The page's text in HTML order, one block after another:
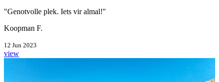
"Genotvolle plek. Iets vir almal!"
Koopman F.
12 Jun 2023
view